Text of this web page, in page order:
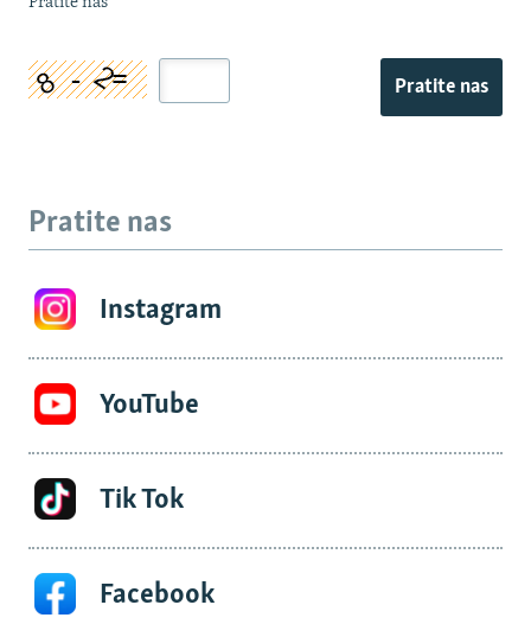
Pratite nas
Pratite nas
Instagram
YouTube
Tik Tok
Facebook